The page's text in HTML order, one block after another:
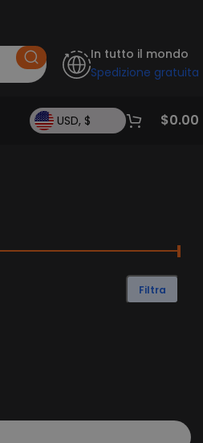
In tutto il mondo
Spedizione gratuita
USD, $ $0.00
Filtra